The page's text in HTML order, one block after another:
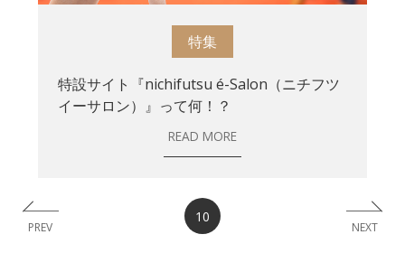
特集
特設サイト『nichifutsu é-Salon（ニチフツ
イーサロン）』って何！？
READ MORE
PREV
10
NEXT